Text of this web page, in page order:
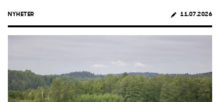
NYHETER 11.07.2026